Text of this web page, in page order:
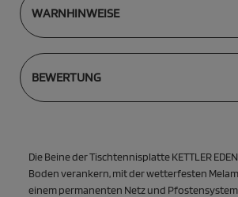
WARNHINWEISE
BEWERTUNG
Die Beine der Tischtennisplatte KETTLER
Boden verankern, mit der wetterfesten
einem permanenten Netz und Pfostensystem